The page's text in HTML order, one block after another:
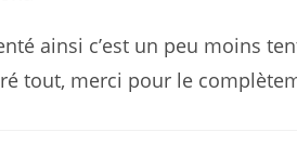
ainsi c’est un peu moins
tout, merci pour le